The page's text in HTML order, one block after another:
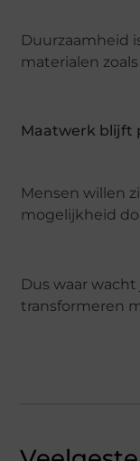
Duurzaamheid
materialen
Maatwerk blijft
Mensen willen
mogelijkheid
Dus waar
transformeren